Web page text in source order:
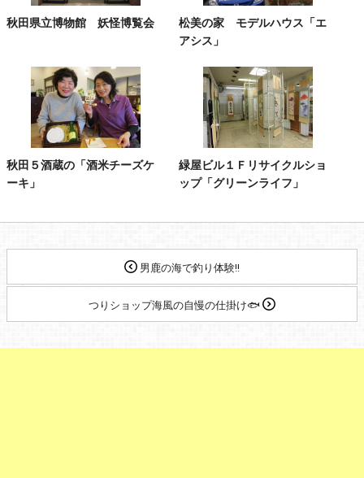
秋田県立博物館 妖怪博覧会
松美の家 モデルハウス「エ
アシス」
秋田５酒蔵の「酒米チーズケ
ーキ」
緑屋ビル１Ｆリサイクルショ
ップ「グリーンライフ」
男鹿の海で釣り体験!!
つりショップ海風の自慢の仕掛け🐟